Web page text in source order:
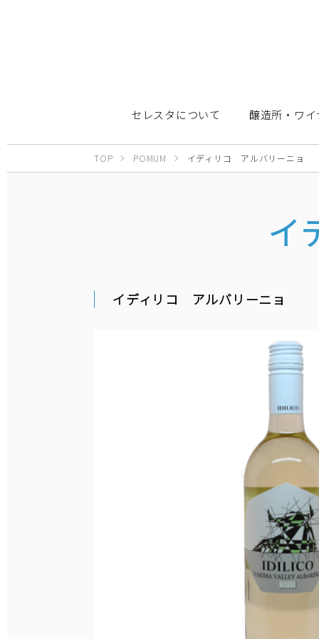
セレスタについて 醸造所・ワ
TOP POMUM イディリコ アルバリーニョ
イ
イディリコ アルバリーニョ